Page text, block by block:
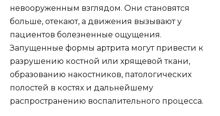
невооруженным взглядом. Они становятся
больше, отекают, а движения вызывают у
пациентов болезненные ощущения.
Запущенные формы артрита могут привести к
разрушению костной или хрящевой ткани,
образованию накостников, патологических
полостей в костях и дальнейшему
распространению воспалительного процесса.